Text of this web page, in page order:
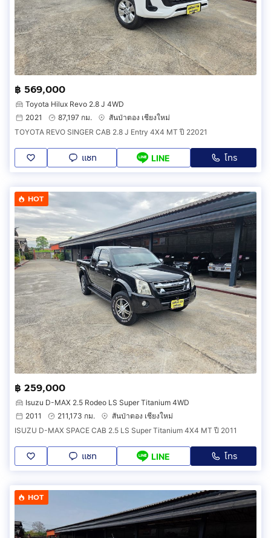
฿ 569,000
Toyota Hilux Revo 2.8 J 4WD
2021
87,197 กม.
สันป่าตอง เชียงใหม่
TOYOTA REVO SINGER CAB 2.8 J Entry 4X4 MT ปี 22021
แชท LINE โทร
HOT
฿ 259,000
Isuzu D-MAX 2.5 Rodeo LS Super Titanium 4WD
2011
211,173 กม.
สันป่าตอง เชียงใหม่
ISUZU D-MAX SPACE CAB 2.5 LS Super Titanium 4X4 MT ปี 2011
แชท LINE โทร
HOT